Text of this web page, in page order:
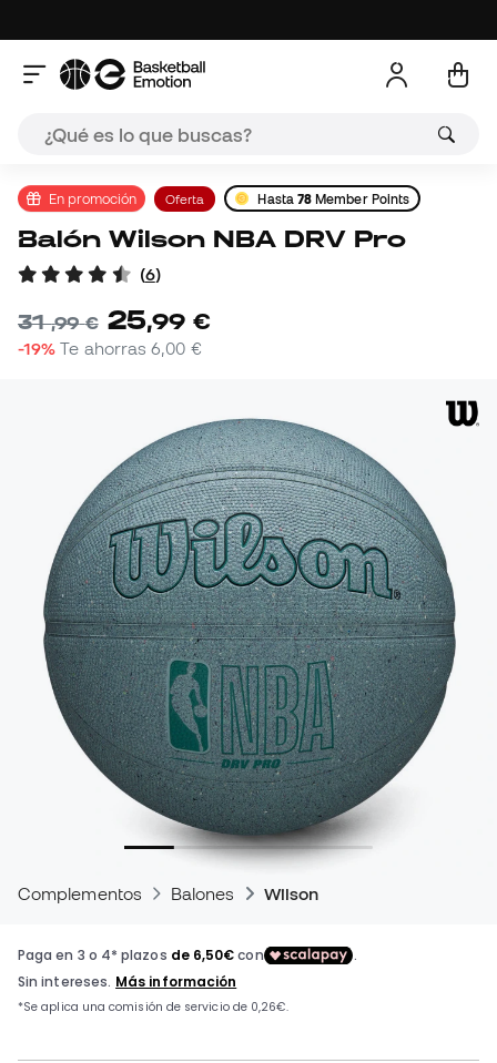
En promoción Oferta Hasta 78 Member Points
Balón Wilson NBA DRV Pro
(6)
31,99 € 25,99 €
-19% Te ahorras6,00 €
Complementos Balones Wilson